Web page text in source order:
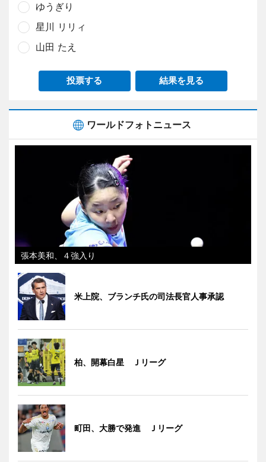
ゆうぎり
星川 リリィ
山田 たえ
投票する 結果を見る
ワールドフォトニュース
張本美和、４強入り
米上院、ブランチ氏の司法長官人事承認
柏、開幕白星 Ｊリーグ
町田、大勝で発進 Ｊリーグ